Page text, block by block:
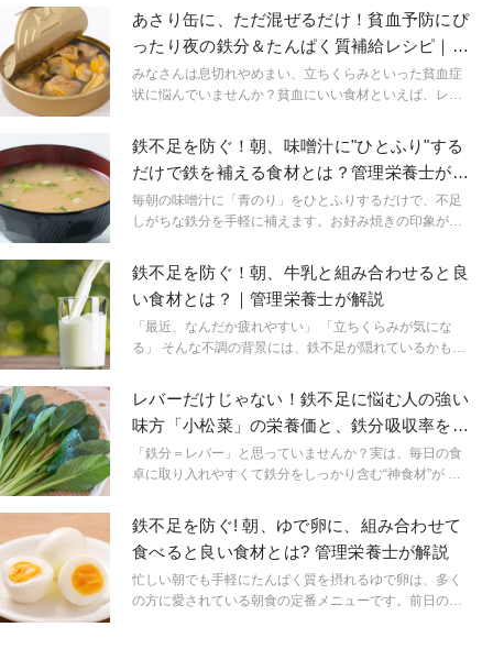
あさり缶に、ただ混ぜるだけ！貧血予防にぴ
ったり夜の鉄分＆たんぱく質補給レシピ｜管
理栄養士が解説
みなさんは息切れやめまい、立ちくらみといった貧血症
状に悩んでいませんか？貧血にいい食材といえば、レバ
変ですよね。そんなときにおすすめなのが「アサリ缶」
です！ここでは、貧血気味なときにぴったりのアサリ缶
を使ったレシピを紹介します。
鉄不足を防ぐ！朝、味噌汁に"ひとふり"する
だけで鉄を補える食材とは？管理栄養士が解
説
毎朝の味噌汁に「青のり」をひとふりするだけで、不足
しがちな鉄分を手軽に補えます。お好み焼きの印象が強
鉄分を含んでいる食材なのです。
鉄不足を防ぐ！朝、牛乳と組み合わせると良
い食材とは？｜管理栄養士が解説
「最近、なんだか疲れやすい」 「立ちくらみが気にな
る」 そんな不調の背景には、鉄不足が隠れているかもし
鉄分は不足しやすい栄養素です。 今回は鉄分を毎日手軽
に取り入れていくために、朝の牛乳に“ある食材”を足すだ
けで鉄不足の対策ができる方法をご紹介します。
レバーだけじゃない！鉄不足に悩む人の強い
味方「小松菜」の栄養価と、鉄分吸収率を上
げる食べ合わせ
「鉄分＝レバー」と思っていませんか？実は、毎日の食
卓に取り入れやすくて鉄分をしっかり含む“神食材”が 小
鉄不足に悩む人の強い味方になります！
鉄不足を防ぐ! 朝、ゆで卵に、組み合わせて
食べると良い食材とは? 管理栄養士が解説
忙しい朝でも手軽にたんぱく質を摂れるゆで卵は、多く
の方に愛されている朝食の定番メニューです。前日の夜